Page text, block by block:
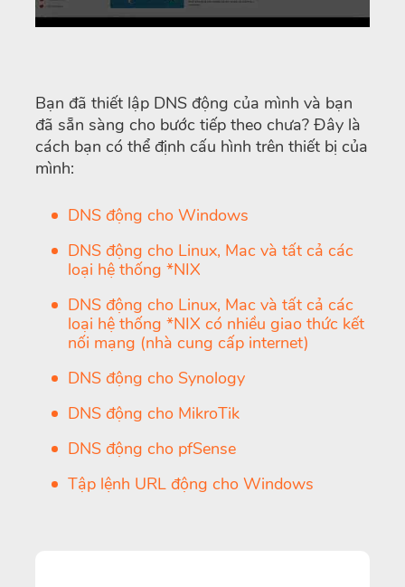
Bạn đã thiết lập DNS động của mình và bạn
đã sẵn sàng cho bước tiếp theo chưa? Đây là
cách bạn có thể định cấu hình trên thiết bị của
mình:
DNS động cho Windows
DNS động cho Linux, Mac và tất cả các
loại hệ thống *NIX
DNS động cho Linux, Mac và tất cả các
loại hệ thống *NIX có nhiều giao thức kết
nối mạng (nhà cung cấp internet)
DNS động cho Synology
DNS động cho MikroTik
DNS động cho pfSense
Tập lệnh URL động cho Windows